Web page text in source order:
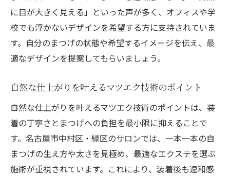
に目が大きく見える」といった声が多く、オフィスや学
校でも浮かないデザインを希望する方に支持されていま
す。自分のまつげの状態や希望するイメージを伝え、最
適なデザインを提案してもらいましょう。
自然な仕上がりを叶えるマツエク技術のポイント
自然な仕上がりを叶えるマツエク技術のポイントは、装
着の丁寧さとまつげへの負担を最小限に抑えることで
す。名古屋市中村区・緑区のサロンでは、一本一本の自
まつげの生え方や太さを見極め、最適なエクステを選ぶ
施術が重視されています。これにより、装着後も違和感